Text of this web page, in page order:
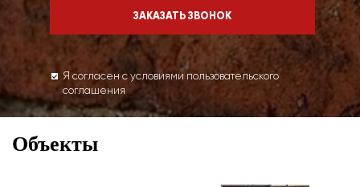
Я согласен с условиями пользовательского
соглашения
Объекты